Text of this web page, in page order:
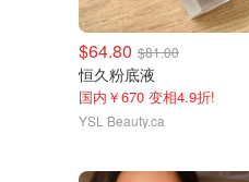
$64.80 $81.00
恒久粉底液
国内￥670 变相4.9折!
YSL Beauty.ca